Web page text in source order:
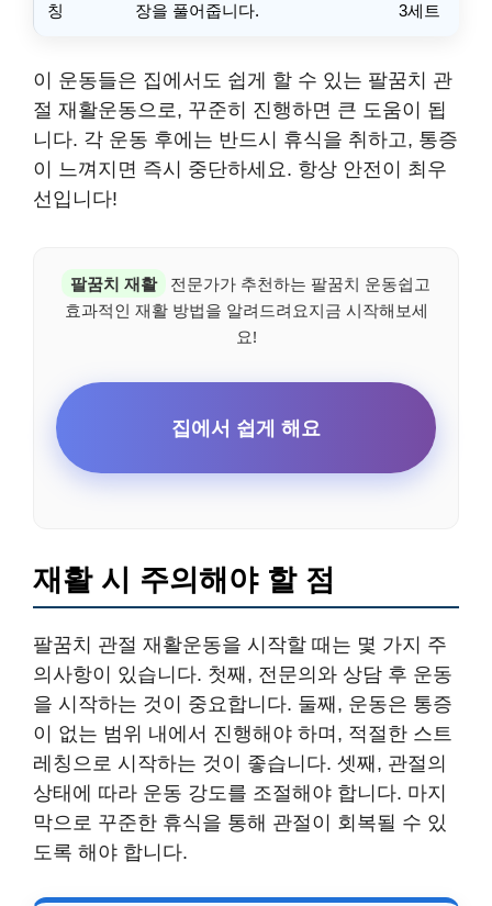
칭
장을 풀어줍니다.
3세트
이 운동들은 집에서도 쉽게 할 수 있는 팔꿈치 관
절 재활운동으로, 꾸준히 진행하면 큰 도움이 됩
니다. 각 운동 후에는 반드시 휴식을 취하고, 통증
이 느껴지면 즉시 중단하세요. 항상 안전이 최우
선입니다!
팔꿈치 재활
전문가가 추천하는 팔꿈치 운동쉽고
효과적인 재활 방법을 알려드려요지금 시작해보세
요!
집에서 쉽게 해요
재활 시 주의해야 할 점
팔꿈치 관절 재활운동을 시작할 때는 몇 가지 주
의사항이 있습니다. 첫째, 전문의와 상담 후 운동
을 시작하는 것이 중요합니다. 둘째, 운동은 통증
이 없는 범위 내에서 진행해야 하며, 적절한 스트
레칭으로 시작하는 것이 좋습니다. 셋째, 관절의
상태에 따라 운동 강도를 조절해야 합니다. 마지
막으로 꾸준한 휴식을 통해 관절이 회복될 수 있
도록 해야 합니다.